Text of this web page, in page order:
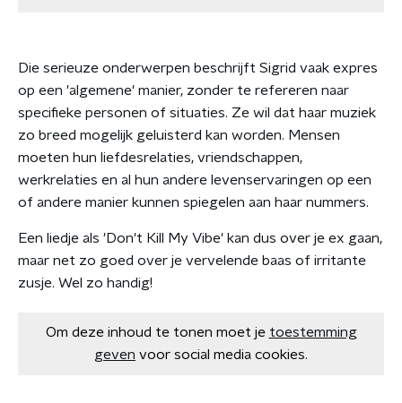
Die serieuze onderwerpen beschrijft Sigrid vaak expres
op een 'algemene' manier, zonder te refereren naar
specifieke personen of situaties. Ze wil dat haar muziek
zo breed mogelijk geluisterd kan worden. Mensen
moeten hun liefdesrelaties, vriendschappen,
werkrelaties en al hun andere levenservaringen op een
of andere manier kunnen spiegelen aan haar nummers.
Een liedje als 'Don't Kill My Vibe' kan dus over je ex gaan,
maar net zo goed over je vervelende baas of irritante
zusje. Wel zo handig!
Om deze inhoud te tonen moet je toestemming
geven voor social media cookies.